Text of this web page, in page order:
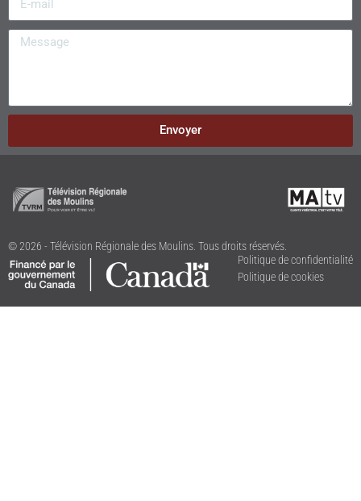
Envoyer
© 2026 - Télévision Régionale des Moulins. Tous droits réservés.
Politique de confidentialité
Politique de cookies